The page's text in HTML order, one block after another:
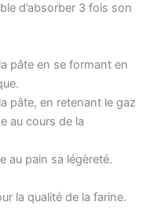
d’absorber 3 fois son
pâte en se for­mant en
pâte, en rete­nant le gaz
au cours de la
au pain sa légè­re­té.
la qua­li­té de la farine.